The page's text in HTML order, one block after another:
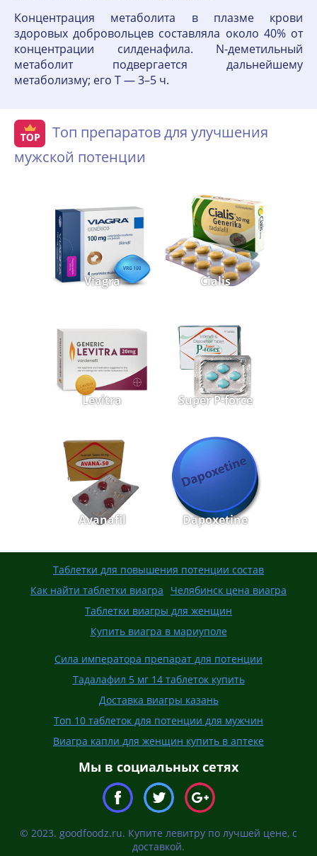
Концентрация метаболита в плазме крови
здоровых добровольцев составляла около 40% от
концентрации силденафила. N-деметильный
метаболит подвергается дальнейшему
метаболизму; его T — 3–5 ч.
Топ препаратов для улучшения
мужской потенции
Viagra Cialis
Levitra Super P-force
Avanafil Dapoxetine
Таблетки для повышения потенции состав
Как найти таблетки виагра
Челябинск цена виагра
Таблетки виагры для женщин
Купить виагра в мариуполе
Сила императора препарат для потенции
Тадалафил 5 мг 14 таблеток купить
Доставка виагры казань
Топ 10 таблеток для потенции для мужчин
Виагра капли для женщин купить в аптеке
Мы в социальных сетях
© 2023. goodfoodz.ru. Купите левитру по лучшей цене, с
доставкой.